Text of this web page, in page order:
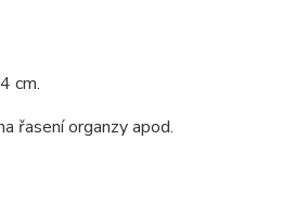
cm.
řasení organzy apod.